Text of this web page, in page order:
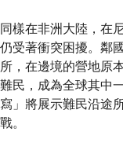
同樣在非洲大陸，在
仍受著衝突困擾。鄰
所，在邊境的營地原
難民，成為全球其中
寫」將展示難民沿途
戰。